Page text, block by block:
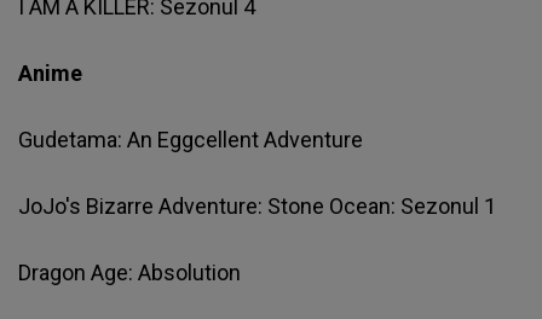
I AM A KILLER: Sezonul 4
Anime
Gudetama: An Eggcellent Adventure
JoJo's Bizarre Adventure: Stone Ocean: Sezonul 1
Dragon Age: Absolution